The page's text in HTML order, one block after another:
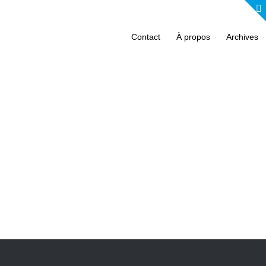
Contact À propos Archives